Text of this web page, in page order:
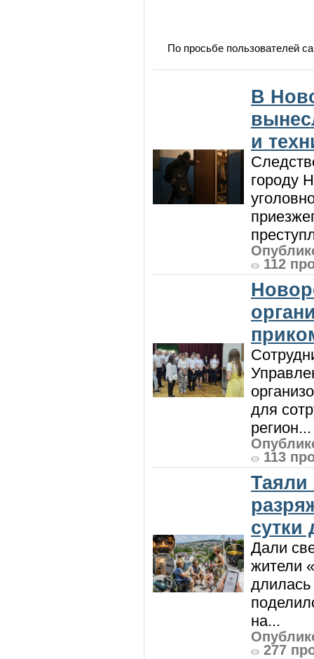
По просьбе пользователей
В
и
городу
112
для
регион...
113
сутки
Дали
жители
длилась
на...
277